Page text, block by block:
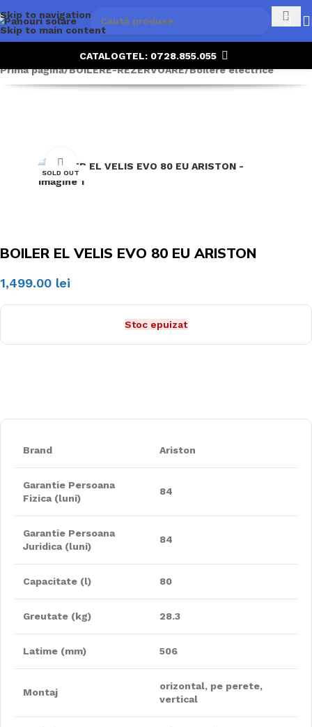
Skip to navigation
Skip to main content
CATALOGTEL: 0728.855.055
Prima pagină/BOILERE-REZERVOARE/Boilere electrice
SOLD OUT
Click to enlarge
BOILER EL VELIS EVO 80 EU ARISTON
1,499.00 lei
Stoc epuizat
Brand Ariston
Garantie Persoana
Fizica (luni)
84
Garantie Persoana
Juridica (luni)
84
Capacitate (l) 80
Greutate (kg) 28.3
Latime (mm) 506
Montaj
orizontal, pe perete,
vertical